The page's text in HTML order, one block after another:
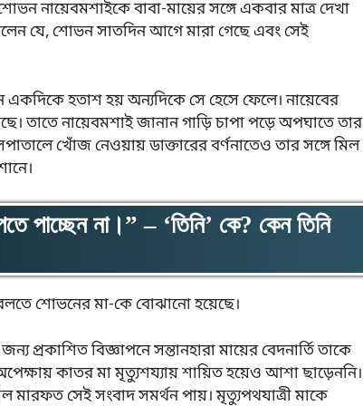
নায়েবমশাইকে বাবা-মায়ের সঙ্গে একবার মাত্র দেখা
যে, শোভন সাতদিন আগে মারা গেছে এবং সেই
হতাশ হয় অন্যদিকে সে হেসে ফেলে। নায়েবের
তাতে নায়েবমশাই জানান গাড়ি চাপা পড়ে অপঘাতে তার
খোঁজ নেওয়ায় ডাক্তারের বর্ণনাতেও তার সঙ্গে মিল
পাচ্ছেন না।” – ‘তিনি’ কে? কেন তিনি
বলতে শোভনের মা-কে বোঝানো হয়েছে।
প্রকাশিত বিজ্ঞাপনে সন্তানহারা মায়ের বেদনার্তি তাকে
কাতর মা মৃত্যুশয্যায় শায়িত হয়েও আশা ছাড়েননি।
সেই সংবাদ সমর্থন পায়। মৃত্যুপথযাত্রী মাকে